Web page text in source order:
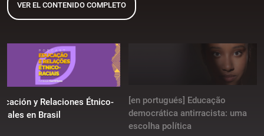
VER EL CONTENIDO COMPLETO
y Relaciones Étnico-
en Brasil
[en portugués] Educação
democrática antirracista: uma
escolha política